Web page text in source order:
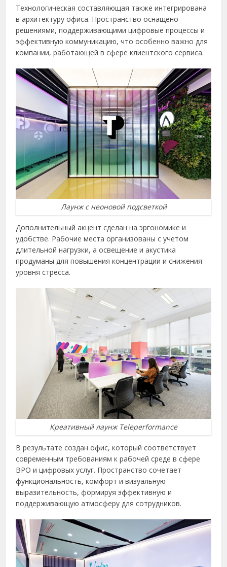
Технологическая составляющая также интегрирована
в архитектуру офиса. Пространство оснащено
решениями, поддерживающими цифровые процессы и
эффективную коммуникацию, что особенно важно для
компании, работающей в сфере клиентского сервиса.
Лаунж с неоновой подсветкой
Дополнительный акцент сделан на эргономике и
удобстве. Рабочие места организованы с учетом
длительной нагрузки, а освещение и акустика
продуманы для повышения концентрации и снижения
уровня стресса.
Креативный лаунж Teleperformance
В результате создан офис, который соответствует
современным требованиям к рабочей среде в сфере
BPO и цифровых услуг. Пространство сочетает
функциональность, комфорт и визуальную
выразительность, формируя эффективную и
поддерживающую атмосферу для сотрудников.